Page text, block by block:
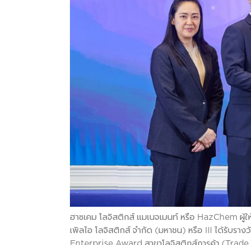
ฮาซเคม โลจิสติกส์ แมเนจเมนท์ หรือ HazChem
เพิลไอ โลจิสติกส์ จำกัด (มหาชน) หรือ III ได้รับร